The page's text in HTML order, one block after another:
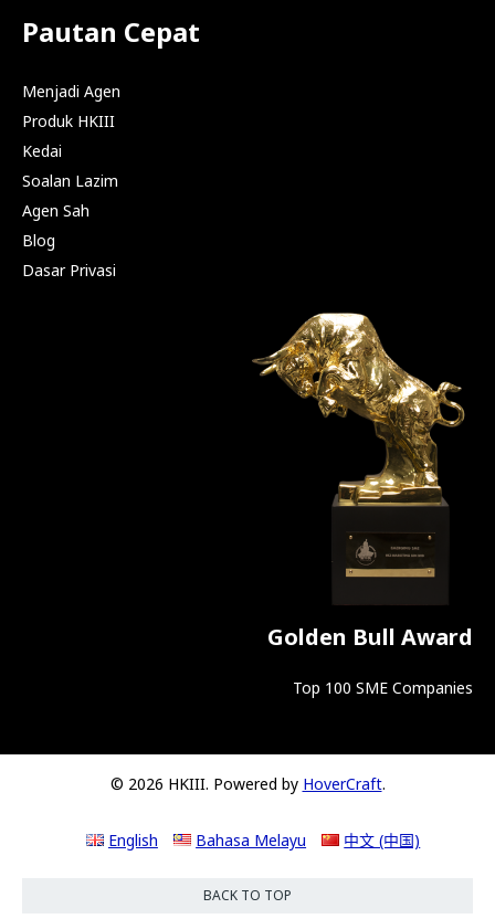
Pautan Cepat
Menjadi Agen
Produk HKIII
Kedai
Soalan Lazim
Agen Sah
Blog
Dasar Privasi
Golden Bull Award
Top 100 SME Companies
© 2026 HKIII. Powered by HoverCraft.
English Bahasa Melayu 中文 (中国)
BACK TO TOP